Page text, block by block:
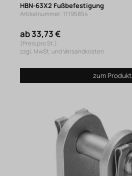
HBN-63X2 Fußbefestigung
Artikelnummer: 11195854
ab 33,73 €
(Preis pro St.)
zzgl. MwSt. und Versandkosten
zum Produkt